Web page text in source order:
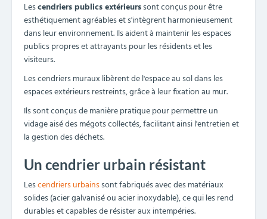
Lescendriers publics extérieurssont conçus pour être
esthétiquement agréables et s'intègrent harmonieusement
dans leur environnement. Ils aident à maintenir les espaces
publics propres et attrayants pour les résidents et les
visiteurs.
Les cendriers muraux libèrent de l'espace au sol dans les
espaces extérieurs restreints, grâce à leur fixation au mur.
Ils sont conçus de manière pratique pour permettre un
vidage aisé des mégots collectés, facilitant ainsi l'entretien et
la gestion des déchets.
Un cendrier urbain résistant
Lescendriers urbainssont fabriqués avec des matériaux
solides (acier galvanisé ou acier inoxydable), ce qui les rend
durables et capables de résister aux intempéries.